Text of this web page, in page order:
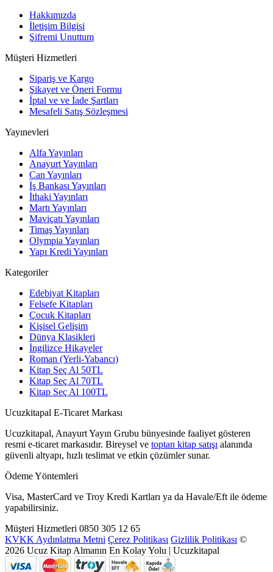
Hakkımızda
İletişim Bilgisi
Şifremi Unuttum
Müşteri Hizmetleri
Sipariş ve Kargo
Şikayet ve Öneri Formu
İptal ve ve İade Şartları
Mesafeli Satış Sözleşmesi
Yayınevleri
Alfa Yayınları
Anayurt Yayınları
Can Yayınları
İş Bankası Yayınları
İthaki Yayınları
Martı Yayınları
Maviçatı Yayınları
Timaş Yayınları
Olympia Yayınları
Yapı Kredi Yayınları
Kategoriler
Edebiyat Kitapları
Felsefe Kitapları
Çocuk Kitapları
Kişisel Gelişim
Dünya Klasikleri
İngilizce Hikayeler
Roman (Yerli-Yabancı)
Kitap Seç Al 50TL
Kitap Seç Al 70TL
Kitap Seç Al 100TL
Ucuzkitapal E-Ticaret Markası
Ucuzkitapal, Anayurt Yayın Grubu bünyesinde faaliyet gösteren
resmi e-ticaret markasıdır. Bireysel ve toptan kitap satışı alanında
güvenli altyapı, hızlı teslimat ve etkin çözümler sunar.
Ödeme Yöntemleri
Visa, MasterCard ve Troy Kredi Kartları ya da Havale/Eft ile ödeme
yapabilirsiniz.
Müşteri Hizmetleri 0850 305 12 65
KVKK Aydınlatma Metni Çerez Politikası Gizlilik Politikası ©
2026 Ucuz Kitap Almanın En Kolay Yolu | Ucuzkitapal